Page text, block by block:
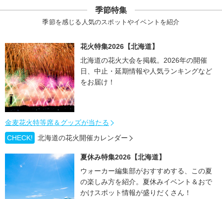
季節特集
季節を感じる人気のスポットやイベントを紹介
花火特集2026【北海道】
北海道の花火大会を掲載。2026年の開催
日、中止・延期情報や人気ランキングなど
をお届け！
金麦花火特等席＆グッズが当たる
CHECK!
北海道の花火開催カレンダー
夏休み特集2026【北海道】
ウォーカー編集部がおすすめする、この夏
の楽しみ方を紹介。夏休みイベント＆おで
かけスポット情報が盛りだくさん！